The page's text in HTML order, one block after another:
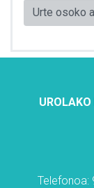
Urte osoko
Telefonoa: